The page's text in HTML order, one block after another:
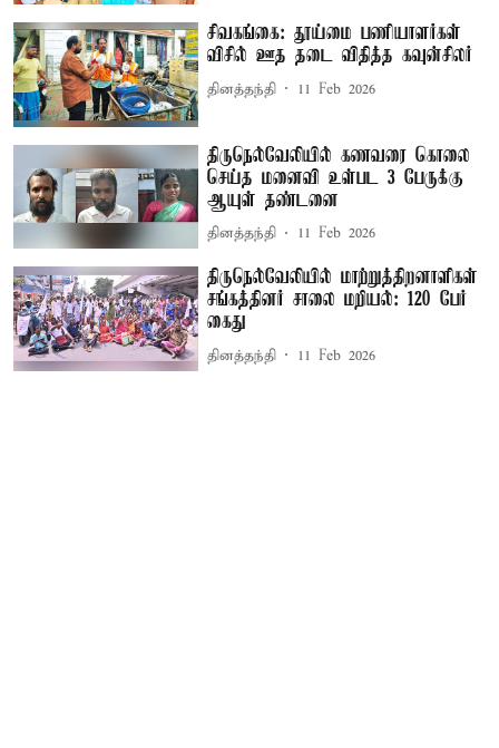
சிவகங்கை: தூய்மை பணியாளர்கள்
விசில் ஊத தடை விதித்த கவுன்சிலர்
தினத்தந்தி 11 Feb 2026
திருநெல்வேலியில் கணவரை கொலை
செய்த மனைவி உள்பட 3 பேருக்கு
ஆயுள் தண்டனை
தினத்தந்தி 11 Feb 2026
திருநெல்வேலியில் மாற்றுத்திறனாளிகள்
சங்கத்தினர் சாலை மறியல்: 120 பேர்
கைது
தினத்தந்தி 11 Feb 2026